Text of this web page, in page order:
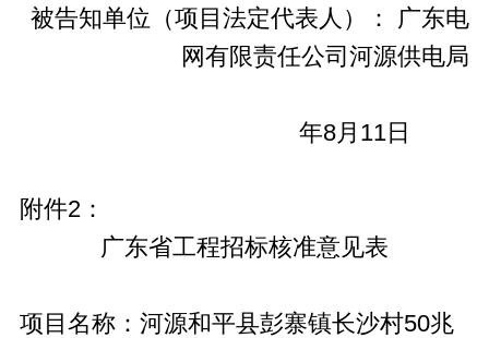
被告知单位（项目法定代表人）： 广东电
网有限责任公司河源供电局
年8月11日
附件2：
广东省工程招标核准意见表
项目名称：河源和平县彭寨镇长沙村50兆